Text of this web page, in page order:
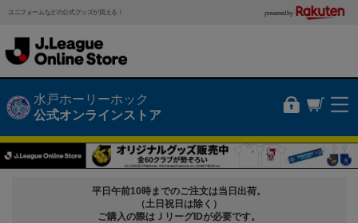
ユニフォームなどの公式グッズが買える！ powered by
水戸ホーリーホック
公式オンラインストア
平日午前10時までのご注文は当日出荷。
（土日祝日は除く）
ご購入の際はＪリーグIDが必要です。